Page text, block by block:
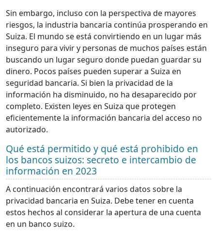
Sin embargo, incluso con la perspectiva de mayores
riesgos, la industria bancaria continúa prosperando en
Suiza. El mundo se está convirtiendo en un lugar más
inseguro para vivir y personas de muchos países están
buscando un lugar seguro donde puedan guardar su
dinero. Pocos países pueden superar a Suiza en
seguridad bancaria. Si bien la privacidad de la
información ha disminuido, no ha desaparecido por
completo. Existen leyes en Suiza que protegen
eficientemente la información bancaria del acceso no
autorizado.
Qué está permitido y qué está prohibido en
los bancos suizos: secreto e intercambio de
información en 2023
A continuación encontrará varios datos sobre la
privacidad bancaria en Suiza. Debe tener en cuenta
estos hechos al considerar la apertura de una cuenta
en un banco suizo.